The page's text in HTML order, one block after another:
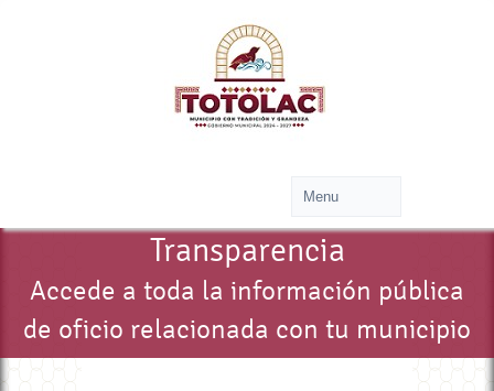
Transparencia
Accede a toda la información pública
de oficio relacionada con tu municipio